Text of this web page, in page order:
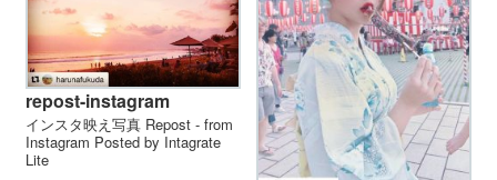
repost-instagram
インスタ映え写真 Repost - from
Instagram Posted by Intagrate
Lite